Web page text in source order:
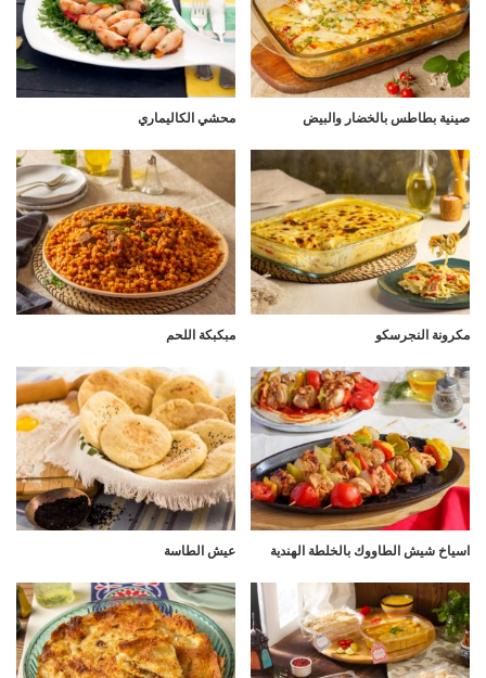
صينية بطاطس بالخضار والبيض محشي الكاليماري
مكرونة النجرسكو مبكبكة اللحم
اسياخ شيش الطاووك بالخلطة الهندية عيش الطاسة